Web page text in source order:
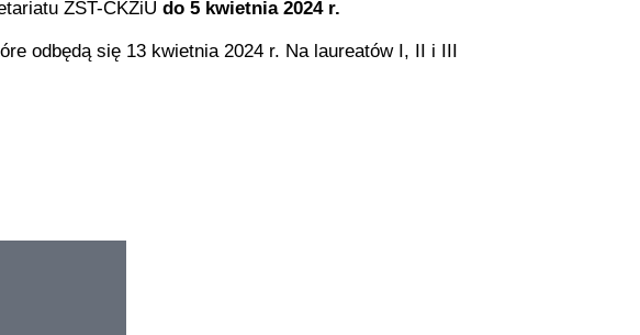
ZST-CKZiU do 5 kwietnia 2024 r.
odbędą się 13 kwietnia 2024 r. Na laureatów I, II i III